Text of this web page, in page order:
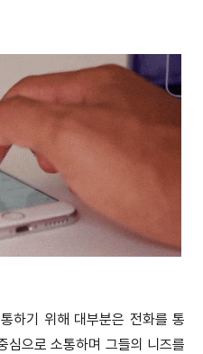
하기 위해 대부분은 전화를 통
심으로 소통하며 그들의 니즈를